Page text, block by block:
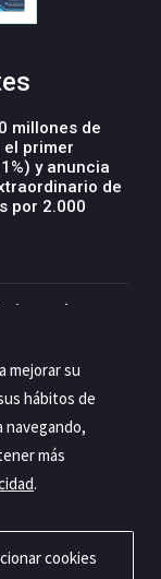
millones de
el primer
y anuncia
de
por 2.000
de su
global
en siete
mejorar su
hábitos de
navegando,
más
.
cookies